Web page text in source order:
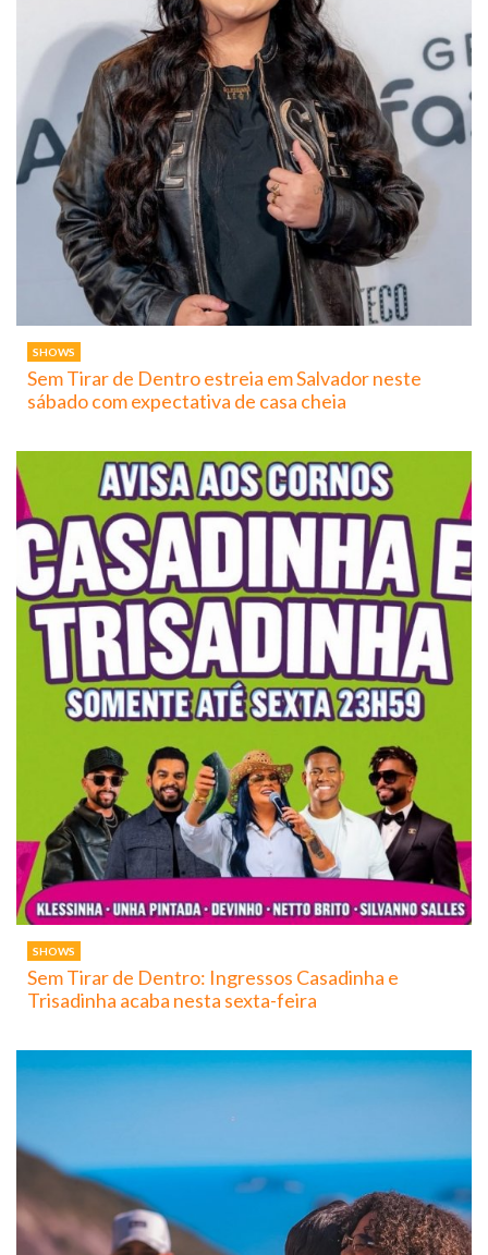
SHOWS
Sem Tirar de Dentro estreia em Salvador neste
sábado com expectativa de casa cheia
SHOWS
Sem Tirar de Dentro: Ingressos Casadinha e
Trisadinha acaba nesta sexta-feira